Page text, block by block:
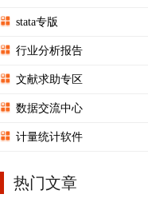
stata专版
行业分析报告
文献求助专区
数据交流中心
计量统计软件
热门文章